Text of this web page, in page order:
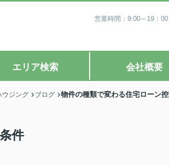
営業時間：9:00～19：
エリア検索 会社概要
ウジング ブログ 物件の種類で変わる住宅ローン
件